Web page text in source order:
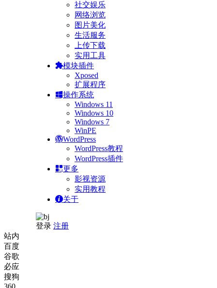
社交娱乐
网络浏览
图片美化
生活服务
上传下载
实用工具
模块插件
Xposed
扩展程序
操作系统
Windows 11
Windows 10
Windows 7
WinPE
WordPress
WordPress教程
WordPress插件
更多
影视资源
实用教程
关于
登录 注册
站内
百度
谷歌
必应
搜狗
360